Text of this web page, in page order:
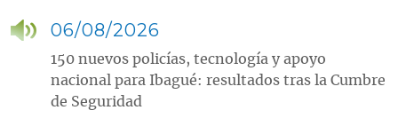
06/08/2026
150 nuevos policías, tecnología y apoyo
nacional para Ibagué: resultados tras la Cumbre
de Seguridad